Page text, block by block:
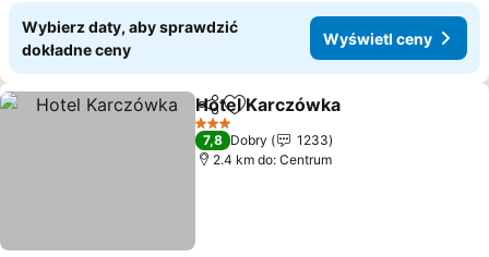
Wybierz daty, aby sprawdzić
dokładne ceny
Wyświetl ceny
Udostępnij
Dodaj do ulubionych
Hotel Karczówka
3 Kategoria
7,8 Dobry
1233
2.4 km do: Centrum